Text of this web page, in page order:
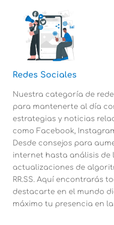
Redes Sociales
Nuestra categoría de
para mantenerte al día
estrategias y noticias
como Facebook,
Desde consejos para
internet hasta análisis de
actualizaciones de
RR.SS. Aquí encontrarás
destacarte en el mundo
máximo tu presencia en